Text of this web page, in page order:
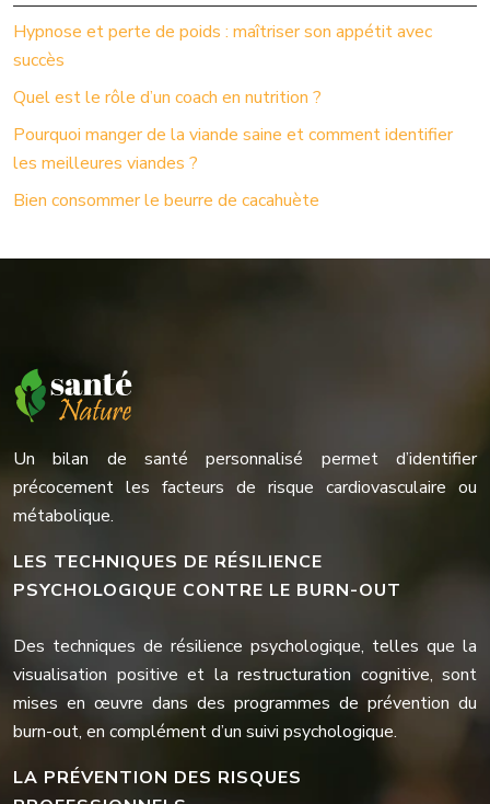
Hypnose et perte de poids : maîtriser son appétit avec
succès
Quel est le rôle d’un coach en nutrition ?
Pourquoi manger de la viande saine et comment identifier
les meilleures viandes ?
Bien consommer le beurre de cacahuète
Un bilan de santé personnalisé permet d’identifier
précocement les facteurs de risque cardiovasculaire ou
métabolique.
LES TECHNIQUES DE RÉSILIENCE
PSYCHOLOGIQUE CONTRE LE BURN-OUT
Des techniques de résilience psychologique, telles que la
visualisation positive et la restructuration cognitive, sont
mises en œuvre dans des programmes de prévention du
burn-out, en complément d’un suivi psychologique.
LA PRÉVENTION DES RISQUES